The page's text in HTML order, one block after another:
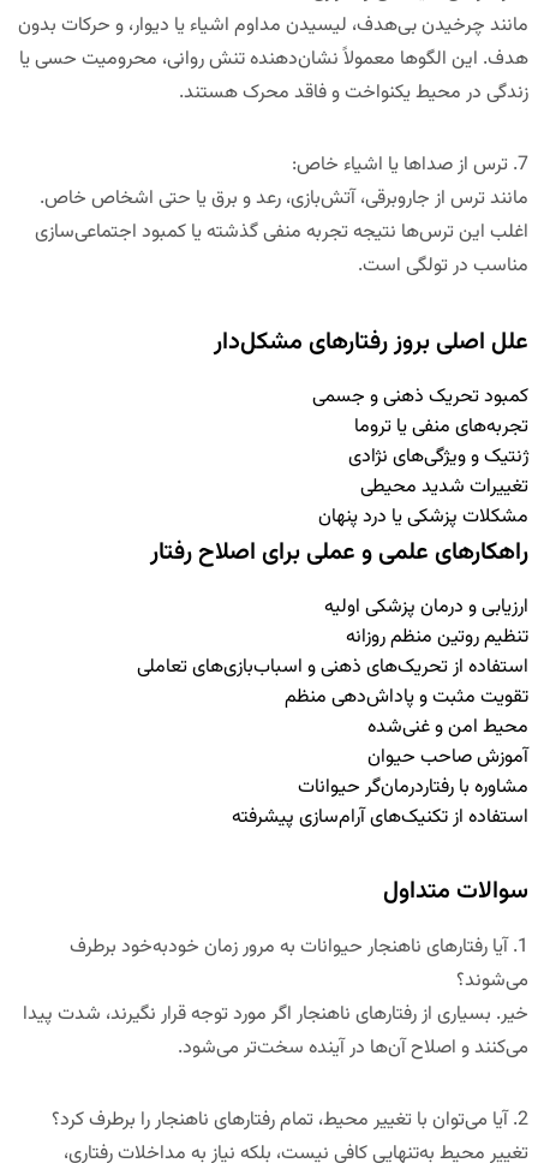
مانند چرخیدن بی‌هدف، لیسیدن مداوم اشیاء یا دیوار، و حرکات بدون
هدف. این الگوها معمولاً نشان‌دهنده تنش روانی، محرومیت حسی یا
زندگی در محیط یکنواخت و فاقد محرک هستند.
7. ترس از صداها یا اشیاء خاص:
مانند ترس از جاروبرقی، آتش‌بازی، رعد و برق یا حتی اشخاص خاص.
اغلب این ترس‌ها نتیجه تجربه منفی گذشته یا کمبود اجتماعی‌سازی
مناسب در تولگی است.
علل اصلی بروز رفتارهای مشکل‌دار
کمبود تحریک ذهنی و جسمی
تجربه‌های منفی یا تروما
ژنتیک و ویژگی‌های نژادی
تغییرات شدید محیطی
مشکلات پزشکی یا درد پنهان
راهکارهای علمی و عملی برای اصلاح رفتار
ارزیابی و درمان پزشکی اولیه
تنظیم روتین منظم روزانه
استفاده از تحریک‌های ذهنی و اسباب‌بازی‌های تعاملی
تقویت مثبت و پاداش‌دهی منظم
محیط امن و غنی‌شده
آموزش صاحب حیوان
مشاوره با رفتاردرمان‌گر حیوانات
استفاده از تکنیک‌های آرام‌سازی پیشرفته
سوالات متداول
1. آیا رفتارهای ناهنجار حیوانات به مرور زمان خودبه‌خود برطرف
می‌شوند؟
خیر. بسیاری از رفتارهای ناهنجار اگر مورد توجه قرار نگیرند، شدت پیدا
می‌کنند و اصلاح آن‌ها در آینده سخت‌تر می‌شود.
2. آیا می‌توان با تغییر محیط، تمام رفتارهای ناهنجار را برطرف کرد؟
تغییر محیط به‌تنهایی کافی نیست، بلکه نیاز به مداخلات رفتاری،